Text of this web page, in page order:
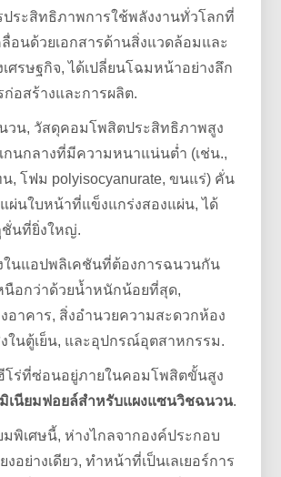
ประสิทธิภาพการใช้พลังงานทั่วโลกที่
อนด้วยเอกสารด้านสิ่งแวดล้อมและ
ศรษฐกิจ, ได้เปลี่ยนโฉมหน้าอย่างลึก
อสร้างและการผลิต.
วน, วัสดุคอมโพสิตประสิทธิภาพสูง
กนกลางที่มีความหนาแน่นต่ำ (เช่น.,
, โฟม polyisocyanurate, ขนแร่) คั่น
ผ่นใบหน้าที่แข็งแกร่งสองแผ่น, ได้
ชั่นที่ยิ่งใหญ่.
ในแอปพลิเคชันที่ต้องการฉนวนกัน
นือกว่าด้วยน้ำหนักน้อยที่สุด,
อาคาร, สิ่งอำนวยความสะดวกห้อง
ในตู้เย็น, และอุปกรณ์อุตสาหกรรม.
โร่ที่ซ่อนอยู่ภายในคอมโพสิตขั้นสูง
เนียมฟอยล์สำหรับแผงแซนวิชฉนวน.
พิเศษนี้, ห่างไกลจากองค์ประกอบ
งอย่างเดียว, ทำหน้าที่เป็นเลเยอร์การ